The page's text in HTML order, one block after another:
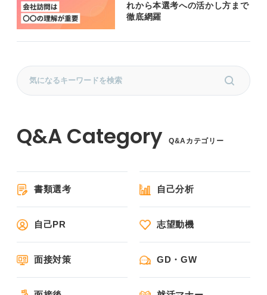
れから本選考への活かし方まで
徹底網羅
Q&Aカテゴリー
書類選考 自己分析
自己PR 志望動機
面接対策 GD・GW